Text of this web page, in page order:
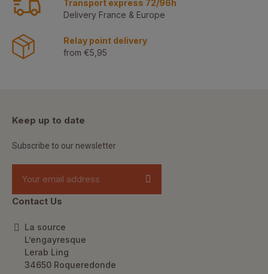
Transport express 72/96h
Delivery France & Europe
Relay point delivery
from €5,95
Keep up to date
Subscribe to our newsletter
Contact Us
La source
L’engayresque
Lerab Ling
34650 Roqueredonde